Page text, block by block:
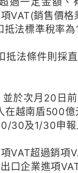
VAT(銷售價
法標準稅率
抵法條件則採
於次月20日
在越南盾500
30及1/30申報
VAT超過銷項
口企業進項